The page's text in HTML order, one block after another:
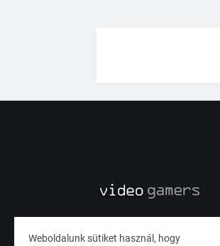
Weboldalunk sütiket használ, hogy